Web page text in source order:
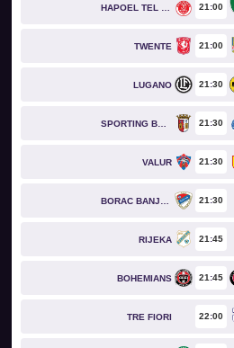
21 00
TWENTE 21 00
LUGANO 21 30
SPORTING BRAGA 21 30
VALUR 21 30
21 30
RIJEKA 21 45
BOHEMIANS 21 45
TRE FIORI 22 00